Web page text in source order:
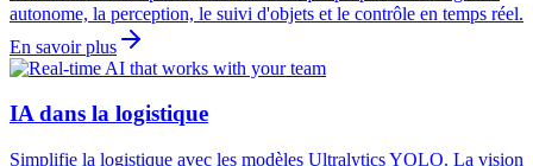
autonome, la perception, le suivi d'objets et le contrôle en temps réel.
En savoir plus
IA dans la logistique
Simplifie la logistique avec les modèles Ultralytics YOLO. La vision